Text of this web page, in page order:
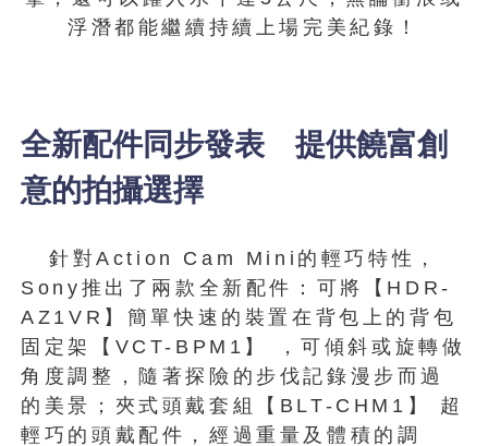
浮潛都能繼續持續上場完美紀錄！
全新配件同步發表 提供饒富創
意的拍攝選擇
針對Action Cam Mini的輕巧特性，
Sony推出了兩款全新配件：可將【HDR-
AZ1VR】簡單快速的裝置在背包上的背包
固定架【VCT-BPM1】 ，可傾斜或旋轉做
角度調整，隨著探險的步伐記錄漫步而過
的美景；夾式頭戴套組【BLT-CHM1】 超
輕巧的頭戴配件，經過重量及體積的調